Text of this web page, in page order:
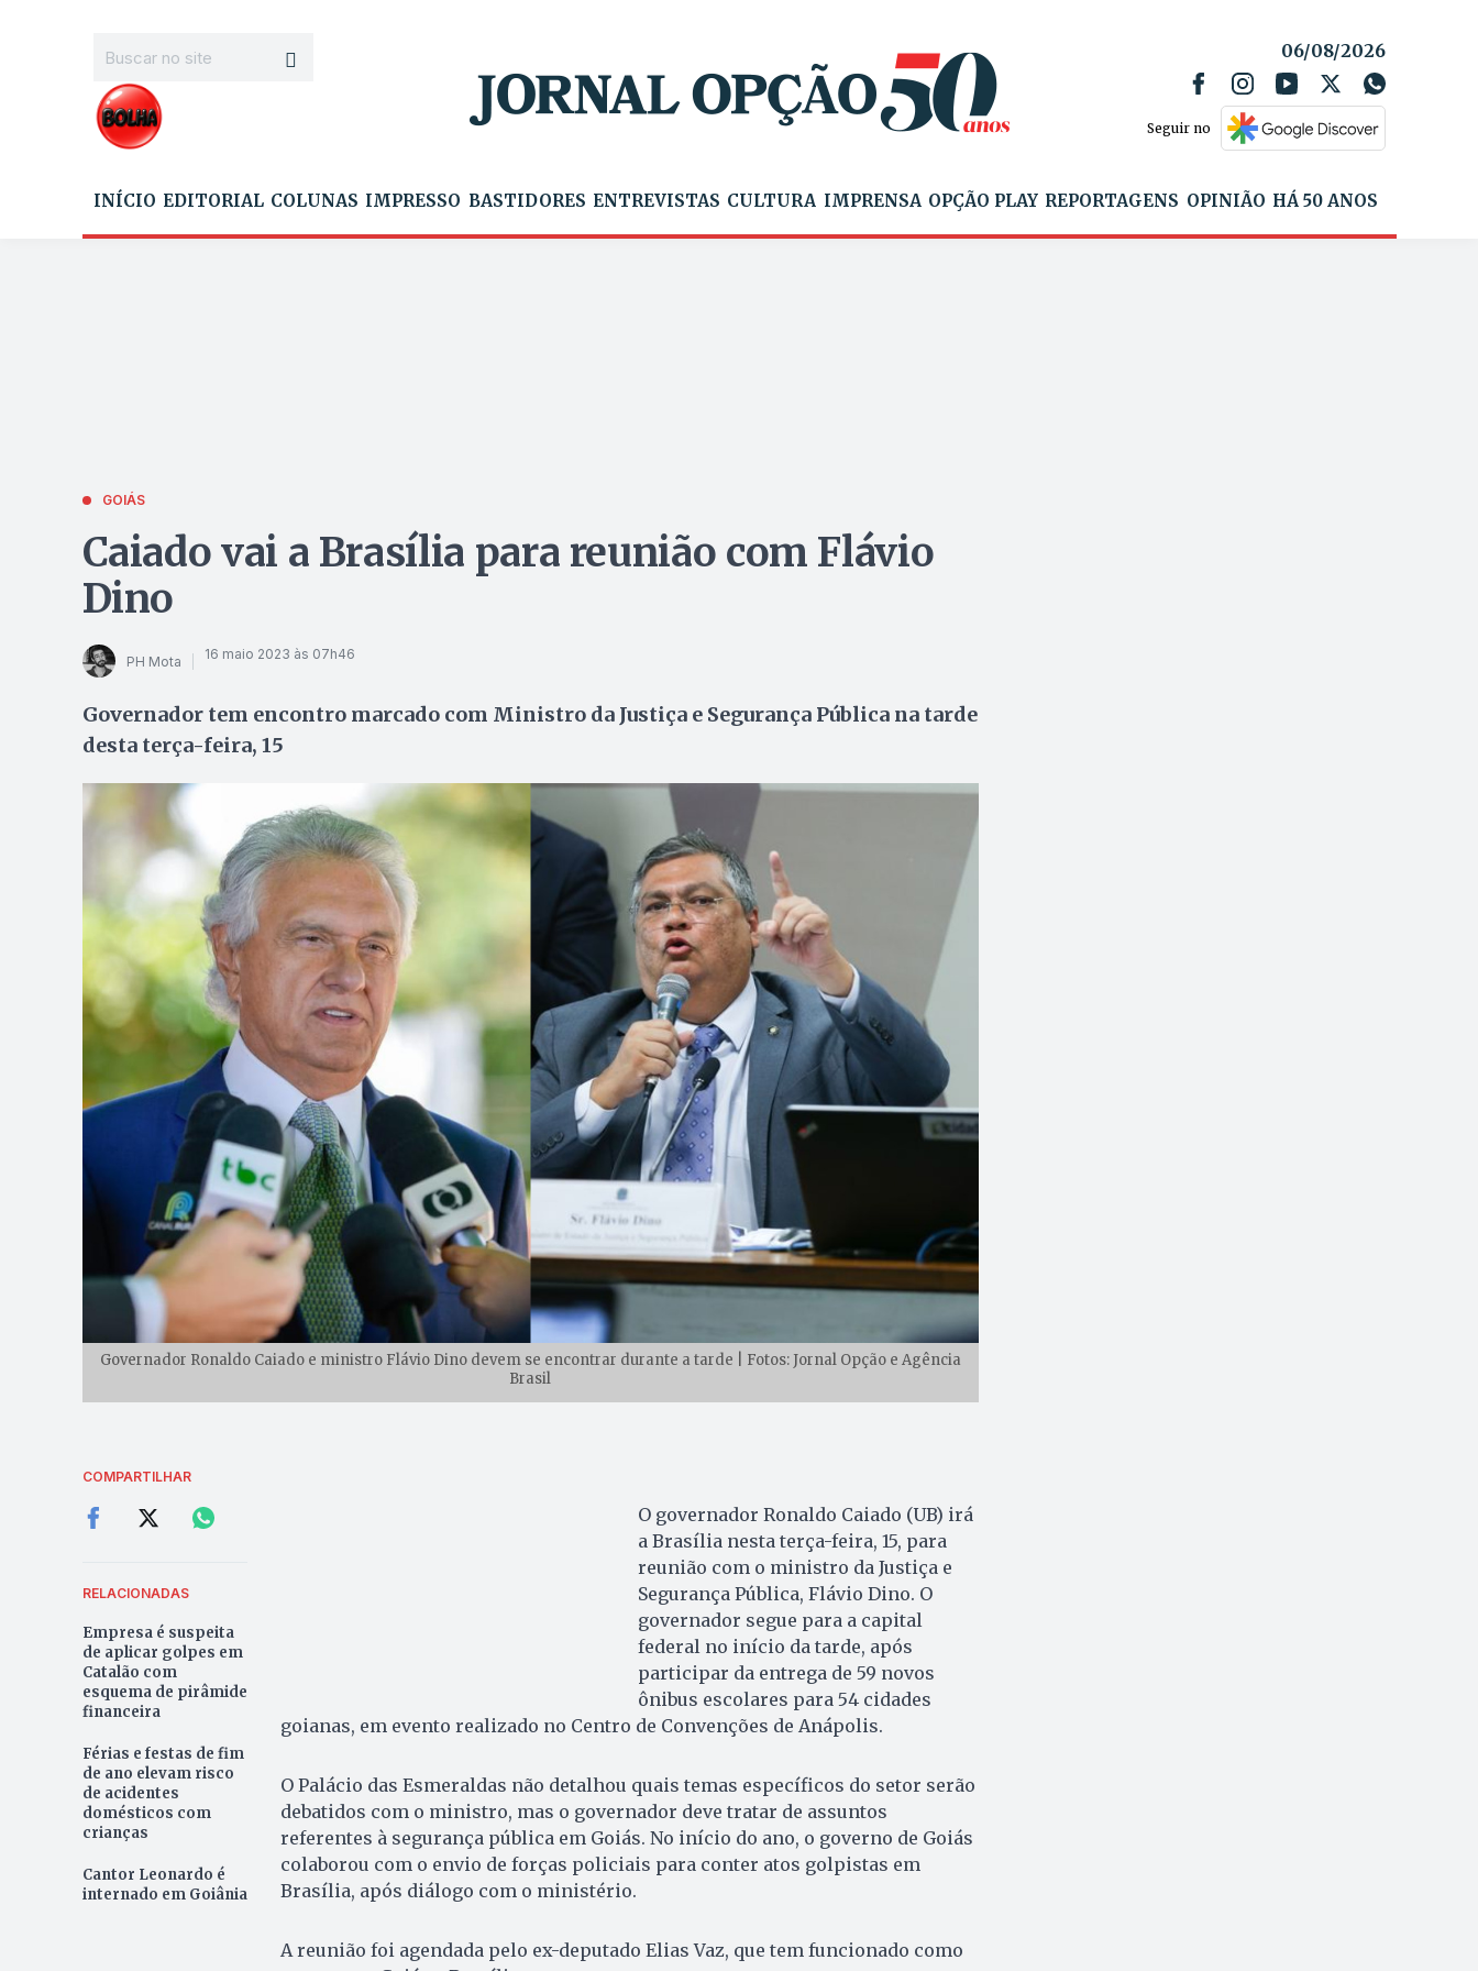
06/08/2026
Seguir no
INÍCIO EDITORIAL COLUNAS IMPRESSO BASTIDORES ENTREVISTAS CULTURA IMPRENSA OPÇÃO PLAY REPORTAGENS OPINIÃO HÁ 50 ANOS
GOIÁS
Caiado vai a Brasília para reunião com Flávio
Dino
PH Mota 16 maio 2023 às 07h46
Governador tem encontro marcado com Ministro da Justiça e Segurança Pública na tarde
desta terça-feira, 15
Governador Ronaldo Caiado e ministro Flávio Dino devem se encontrar durante a tarde | Fotos: Jornal Opção e Agência
Brasil
COMPARTILHAR
RELACIONADAS
Empresa é suspeita
de aplicar golpes em
Catalão com
esquema de pirâmide
financeira
Férias e festas de fim
de ano elevam risco
de acidentes
domésticos com
crianças
Cantor Leonardo é
internado em Goiânia
O governador Ronaldo Caiado (UB) irá
a Brasília nesta terça-feira, 15, para
reunião com o ministro da Justiça e
Segurança Pública, Flávio Dino. O
governador segue para a capital
federal no início da tarde, após
participar da entrega de 59 novos
ônibus escolares para 54 cidades
goianas, em evento realizado no Centro de Convenções de Anápolis.
O Palácio das Esmeraldas não detalhou quais temas específicos do setor serão
debatidos com o ministro, mas o governador deve tratar de assuntos
referentes à segurança pública em Goiás. No início do ano, o governo de Goiás
colaborou com o envio de forças policiais para conter atos golpistas em
Brasília, após diálogo com o ministério.
A reunião foi agendada pelo ex-deputado Elias Vaz, que tem funcionado como